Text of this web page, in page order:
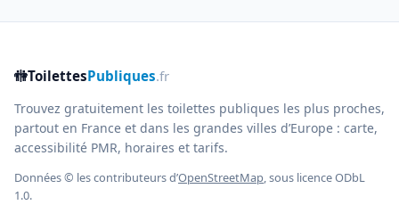
🚻ToilettesPubliques.fr
Trouvez gratuitement les toilettes publiques les plus proches,
partout en France et dans les grandes villes d’Europe : carte,
accessibilité PMR, horaires et tarifs.
Données © les contributeurs d’OpenStreetMap, sous licence ODbL
1.0.